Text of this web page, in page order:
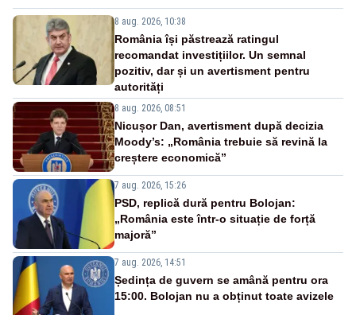
8 aug. 2026, 10:38
România își păstrează ratingul
recomandat investițiilor. Un semnal
pozitiv, dar și un avertisment pentru
autorități
8 aug. 2026, 08:51
Nicușor Dan, avertisment după decizia
Moody’s: „România trebuie să revină la
creștere economică”
7 aug. 2026, 15:26
PSD, replică dură pentru Bolojan:
„România este într-o situație de forță
majoră”
7 aug. 2026, 14:51
Ședința de guvern se amână pentru ora
15:00. Bolojan nu a obținut toate avizele